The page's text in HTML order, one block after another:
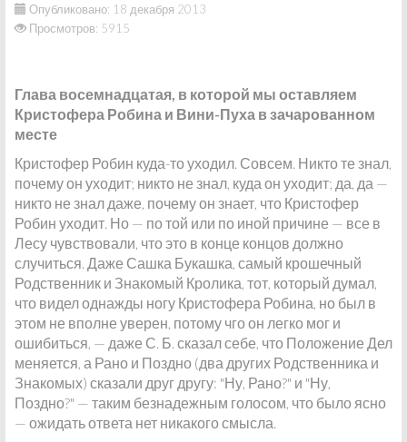
Опубликовано: 18 декабря 2013
Просмотров: 5915
Глава восемнадцатая, в которой мы оставляем
Кристофера Робина и Вини-Пуха в зачарованном
месте
Кристофер Робин куда-то уходил. Совсем. Никто те знал,
почему он уходит; никто не знал, куда он уходит; да, да —
никто не знал даже, почему он знает, что Кристофер
Робин уходит. Но — по той или по иной причине — все в
Лесу чувствовали, что это в конце концов должно
случиться. Даже Сашка Букашка, самый крошечный
Родственник и Знакомый Кролика, тот, который думал,
что видел однажды ногу Кристофера Робина, но был в
этом не вполне уверен, потому чго он легко мог и
ошибиться, — даже С. Б. сказал себе, что Положение Дел
меняется, а Рано и Поздно (два других Родственника и
Знакомых) сказали друг другу: "Ну, Рано?" и "Ну,
Поздно?" — таким безнадежным голосом, что было ясно
— ожидать ответа нет никакого смысла.